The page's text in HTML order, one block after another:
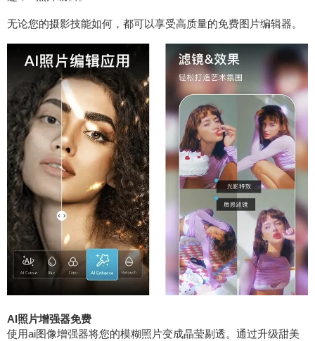
无论您的摄影技能如何，都可以享受高质量的免费图片编辑器。
AI照片增强器免费
使用ai图像增强器将您的模糊照片变成晶莹剔透。通过升级甜美